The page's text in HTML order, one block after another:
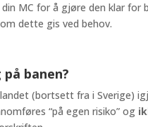
MC for å gjøre den klar for
dette gis ved behov.
banen?
(bortsett fra i Sverige)
“på egen risiko” og